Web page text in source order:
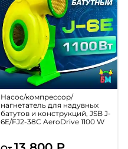
Насос/компрессор/
нагнетатель для надувных
батутов и конструкций, JSB J-
6E/FJ2-38C AeroDrive 1100 W